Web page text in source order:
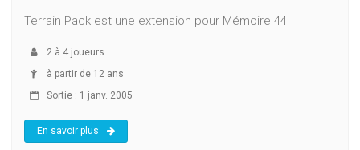
Terrain Pack est une extension pour Mémoire 44
2 à 4 joueurs
à partir de 12 ans
Sortie : 1 janv. 2005
En savoir plus